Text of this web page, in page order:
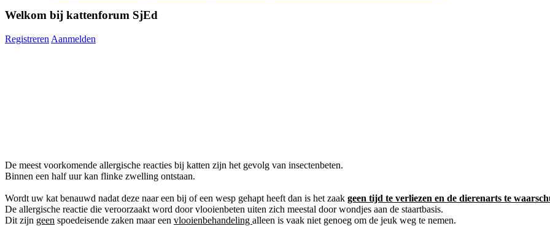
Welkom bij kattenforum SjEd
Registreren Aanmelden
De meest voorkomende allergische reacties bij katten zijn het gevolg van insectenbeten.
Binnen een half uur kan flinke zwelling ontstaan.
Wordt uw kat benauwd nadat deze naar een bij of een wesp gehapt heeft dan is het zaak geen tijd te verliezen en de dierenarts te
De allergische reactie die veroorzaakt word door vlooienbeten uiten zich meestal door wondjes aan de staartbasis.
Dit zijn geen spoedeisende zaken maar een vlooienbehandeling alleen is vaak niet genoeg om de jeuk weg te nemen.